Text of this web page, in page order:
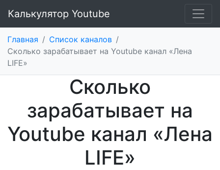
Калькулятор Youtube
Главная / Список каналов /
Сколько зарабатывает на Youtube канал «Лeна
LIFE»
Сколько
зарабатывает на
Youtube канал «Лeна
LIFE»